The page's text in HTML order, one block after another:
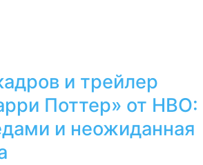
и трейлер
Поттер» от HBO:
и неожиданная